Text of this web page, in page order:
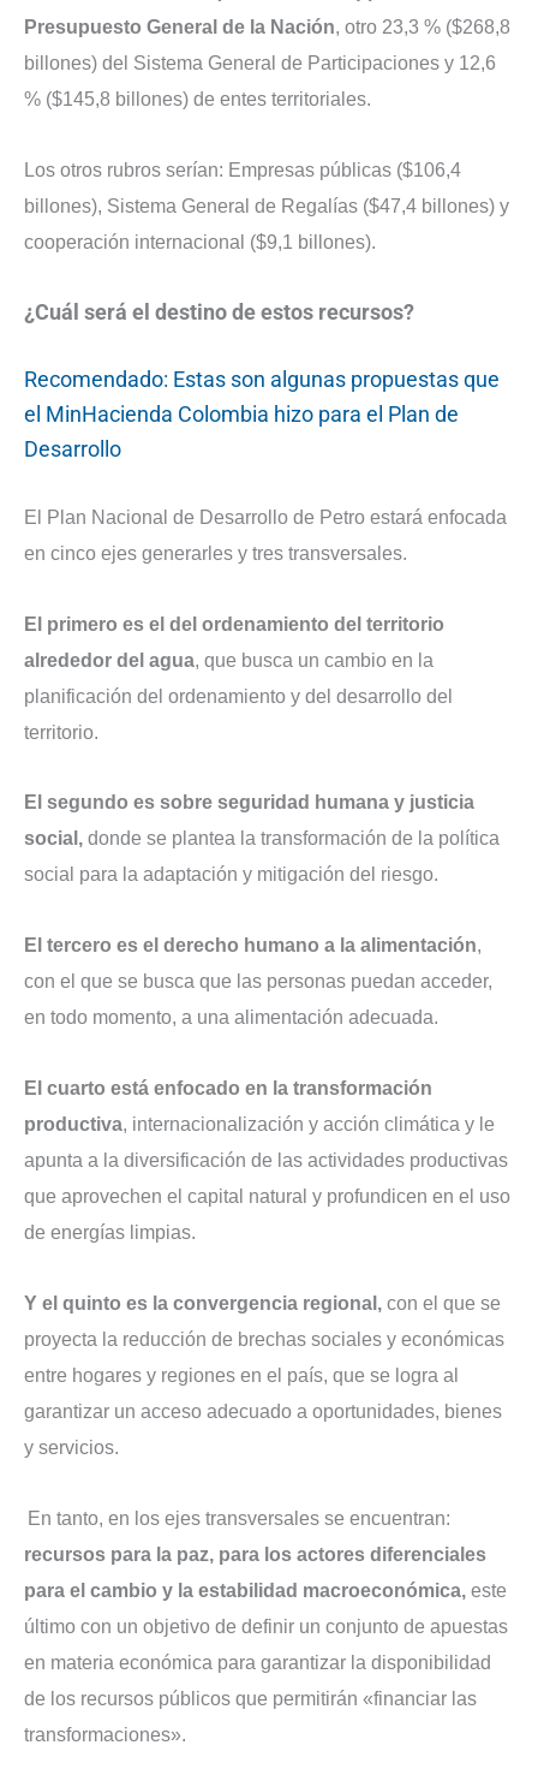
Presupuesto General de la Nación, otro 23,3 % ($268,8
billones) del Sistema General de Participaciones y 12,6
% ($145,8 billones) de entes territoriales.
Los otros rubros serían: Empresas públicas ($106,4
billones), Sistema General de Regalías ($47,4 billones) y
cooperación internacional ($9,1 billones).
¿Cuál será el destino de estos recursos?
Recomendado: Estas son algunas propuestas que
el MinHacienda Colombia hizo para el Plan de
Desarrollo
El Plan Nacional de Desarrollo de Petro estará enfocada
en cinco ejes generarles y tres transversales.
El primero es el del ordenamiento del territorio
alrededor del agua, que busca un cambio en la
planificación del ordenamiento y del desarrollo del
territorio.
El segundo es sobre seguridad humana y justicia
social, donde se plantea la transformación de la política
social para la adaptación y mitigación del riesgo.
El tercero es el derecho humano a la alimentación,
con el que se busca que las personas puedan acceder,
en todo momento, a una alimentación adecuada.
El cuarto está enfocado en la transformación
productiva, internacionalización y acción climática y le
apunta a la diversificación de las actividades productivas
que aprovechen el capital natural y profundicen en el uso
de energías limpias.
Y el quinto es la convergencia regional, con el que se
proyecta la reducción de brechas sociales y económicas
entre hogares y regiones en el país, que se logra al
garantizar un acceso adecuado a oportunidades, bienes
y servicios.
En tanto, en los ejes transversales se encuentran:
recursos para la paz, para los actores diferenciales
para el cambio y la estabilidad macroeconómica, este
último con un objetivo de definir un conjunto de apuestas
en materia económica para garantizar la disponibilidad
de los recursos públicos que permitirán «financiar las
transformaciones».